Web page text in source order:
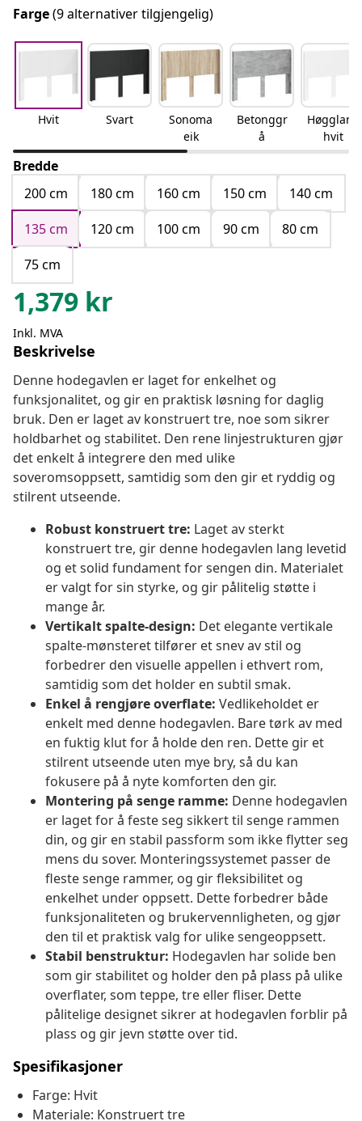
Farge(9 alternativer tilgjengelig)
Hvit Svart
Sonoma
eik
Betonggr
å
Høgglans
hvit
Bredde
200 cm
180 cm 160 cm 150 cm
140 cm
135 cm
120 cm 100 cm 90 cm
80 cm
75 cm
1,379 kr
Inkl. MVA
Beskrivelse
Denne hodegavlen er laget for enkelhet og
funksjonalitet, og gir en praktisk løsning for daglig
bruk. Den er laget av konstruert tre, noe som sikrer
holdbarhet og stabilitet. Den rene linjestrukturen gjør
det enkelt å integrere den med ulike
soveromsoppsett, samtidig som den gir et ryddig og
stilrent utseende.
Robust konstruert tre: Laget av sterkt
konstruert tre, gir denne hodegavlen lang levetid
og et solid fundament for sengen din. Materialet
er valgt for sin styrke, og gir pålitelig støtte i
mange år.
Vertikalt spalte-design: Det elegante vertikale
spalte-mønsteret tilfører et snev av stil og
forbedrer den visuelle appellen i ethvert rom,
samtidig som det holder en subtil smak.
Enkel å rengjøre overflate: Vedlikeholdet er
enkelt med denne hodegavlen. Bare tørk av med
en fuktig klut for å holde den ren. Dette gir et
stilrent utseende uten mye bry, så du kan
fokusere på å nyte komforten den gir.
Montering på senge ramme: Denne hodegavlen
er laget for å feste seg sikkert til senge rammen
din, og gir en stabil passform som ikke flytter seg
mens du sover. Monteringssystemet passer de
fleste senge rammer, og gir fleksibilitet og
enkelhet under oppsett. Dette forbedrer både
funksjonaliteten og brukervennligheten, og gjør
den til et praktisk valg for ulike sengeoppsett.
Stabil benstruktur: Hodegavlen har solide ben
som gir stabilitet og holder den på plass på ulike
overflater, som teppe, tre eller fliser. Dette
pålitelige designet sikrer at hodegavlen forblir på
plass og gir jevn støtte over tid.
Spesifikasjoner
Farge: Hvit
Materiale: Konstruert tre